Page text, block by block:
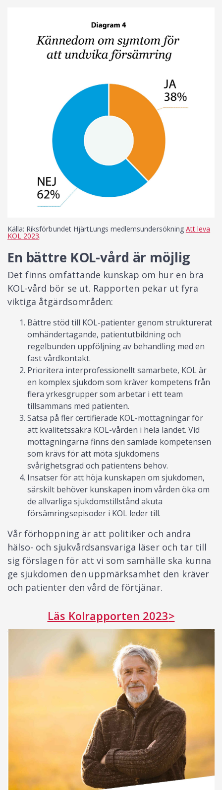
Källa: Riksförbundet HjärtLungs medlemsundersökning Att leva
KOL 2023.
En bättre KOL-vård är möjlig
Det finns omfattande kunskap om hur en bra
KOL-vård bör se ut. Rapporten pekar ut fyra
viktiga åtgärdsområden:
Bättre stöd till KOL-patienter genom strukturerat
omhändertagande, patientutbildning och
regelbunden uppföljning av behandling med en
fast vårdkontakt.
Prioritera interprofessionellt samarbete, KOL är
en komplex sjukdom som kräver kompetens från
flera yrkesgrupper som arbetar i ett team
tillsammans med patienten.
Satsa på fler certifierade KOL-mottagningar för
att kvalitetssäkra KOL-vården i hela landet. Vid
mottagningarna finns den samlade kompetensen
som krävs för att möta sjukdomens
svårighetsgrad och patientens behov.
Insatser för att höja kunskapen om sjukdomen,
särskilt behöver kunskapen inom vården öka om
de allvarliga sjukdomstillstånd akuta
försämringsepisoder i KOL leder till.
Vår förhoppning är att politiker och andra
hälso- och sjukvårdsansvariga läser och tar till
sig förslagen för att vi som samhälle ska kunna
ge sjukdomen den uppmärksamhet den kräver
och patienter den vård de förtjänar.
Läs Kolrapporten 2023